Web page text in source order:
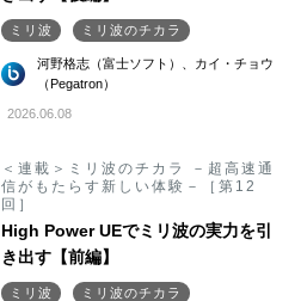
ミリ波 ミリ波のチカラ
河野格志（富士ソフト）、カイ・チョウ
（Pegatron）
2026.06.08
＜連載＞ミリ波のチカラ －超高速通
信がもたらす新しい体験－［第12
回］
High Power UEでミリ波の実力を引
き出す【前編】
ミリ波 ミリ波のチカラ